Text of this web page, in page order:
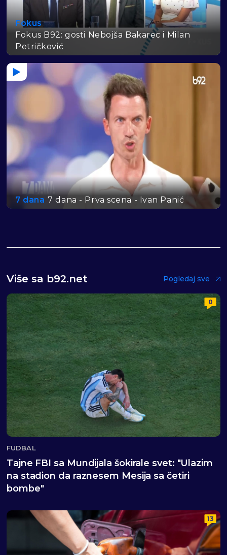
Fokus
Fokus B92: gosti Nebojša Bakarec i Milan
Petričković
7 dana 7 dana - Prva scena - Ivan Panić
Više sa b92.net Pogledaj sve
0
FUDBAL
Tajne FBI sa Mundijala šokirale svet: "Ulazim
na stadion da raznesem Mesija sa četiri
bombe"
13